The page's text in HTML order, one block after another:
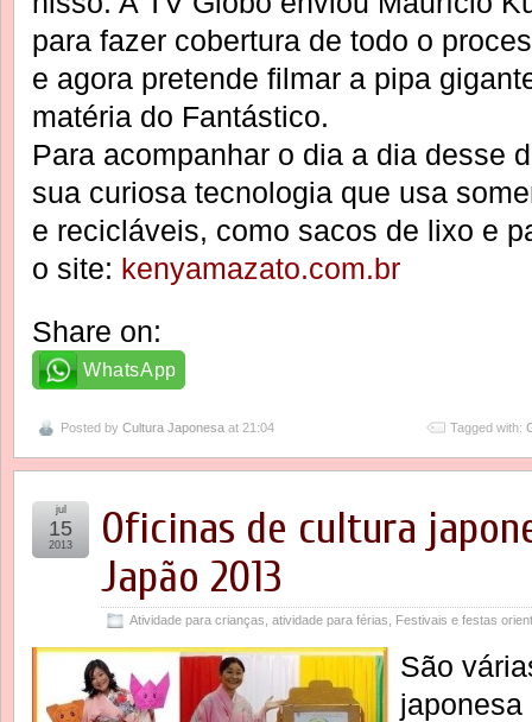
para fazer cobertura de todo o
e agora pretende filmar a pipa
matéria do Fantástico.
Para acompanhar o dia a dia desse
sua curiosa tecnologia que usa
e recicláveis, como sacos de lixo e
o site: kenyamazato.com.br
Share on:
WhatsApp
Posted by Cultura Japonesa at 21:04 Tagged with:
Oficinas de cultura
Japão 2013
Atividade para crianças atividade para férias Festivais e festas
jul
15
2013
São
japonesa